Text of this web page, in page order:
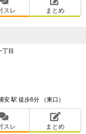
いると感じる。
スレ まとめ
丁目
安 駅 徒歩6分 （東口）
スレ まとめ